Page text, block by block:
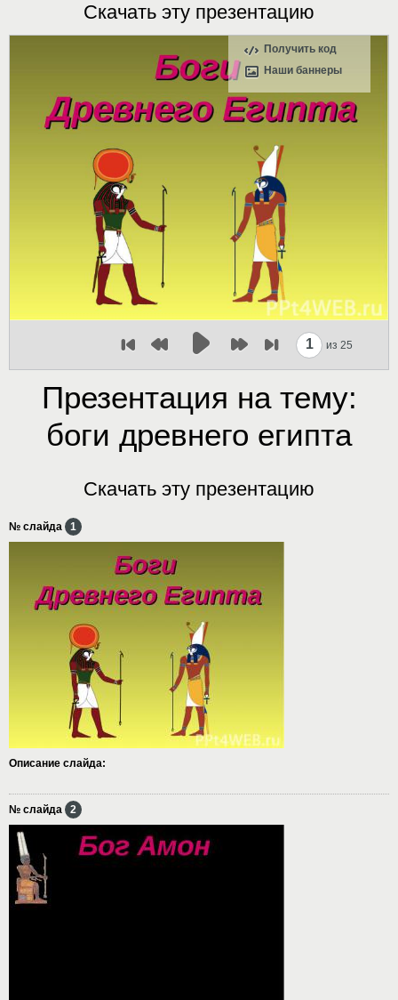
Скачать эту презентацию
Получить код
Наши баннеры
1 из 25
Презентация на тему:
боги древнего египта
Скачать эту презентацию
№ слайда 1
Описание слайда:
№ слайда 2